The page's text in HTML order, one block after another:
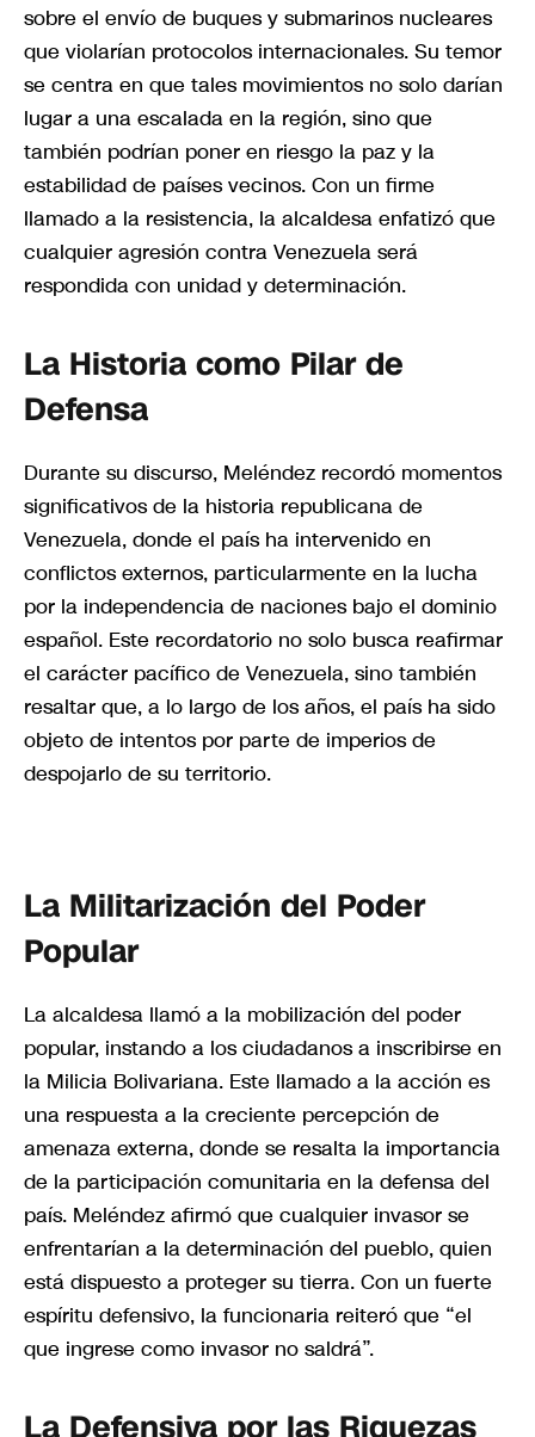
sobre el envío de buques y submarinos nucleares
que violarían protocolos internacionales. Su temor
se centra en que tales movimientos no solo darían
lugar a una escalada en la región, sino que
también podrían poner en riesgo la paz y la
estabilidad de países vecinos. Con un firme
llamado a la resistencia, la alcaldesa enfatizó que
cualquier agresión contra Venezuela será
respondida con unidad y determinación.
La Historia como Pilar de
Defensa
Durante su discurso, Meléndez recordó momentos
significativos de la historia republicana de
Venezuela, donde el país ha intervenido en
conflictos externos, particularmente en la lucha
por la independencia de naciones bajo el dominio
español. Este recordatorio no solo busca reafirmar
el carácter pacífico de Venezuela, sino también
resaltar que, a lo largo de los años, el país ha sido
objeto de intentos por parte de imperios de
despojarlo de su territorio.
La Militarización del Poder
Popular
La alcaldesa llamó a la mobilización del poder
popular, instando a los ciudadanos a inscribirse en
la Milicia Bolivariana. Este llamado a la acción es
una respuesta a la creciente percepción de
amenaza externa, donde se resalta la importancia
de la participación comunitaria en la defensa del
país. Meléndez afirmó que cualquier invasor se
enfrentarían a la determinación del pueblo, quien
está dispuesto a proteger su tierra. Con un fuerte
espíritu defensivo, la funcionaria reiteró que “el
que ingrese como invasor no saldrá”.
La Defensiva por las Riquezas